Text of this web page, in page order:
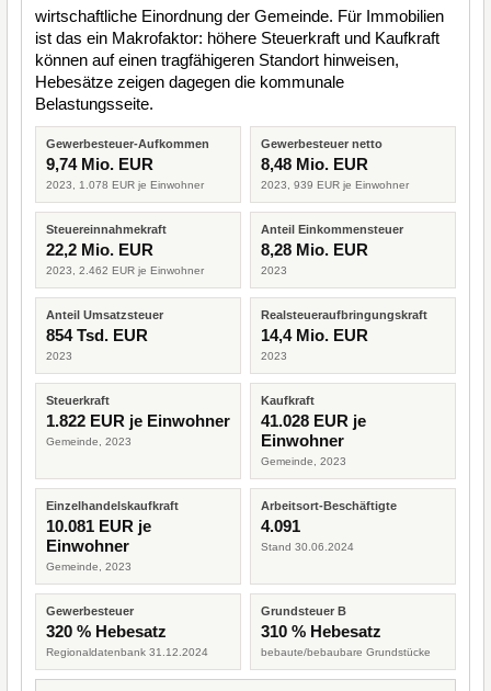
wirtschaftliche Einordnung der Gemeinde. Für Immobilien
ist das ein Makrofaktor: höhere Steuerkraft und Kaufkraft
können auf einen tragfähigeren Standort hinweisen,
Hebesätze zeigen dagegen die kommunale
Belastungsseite.
Gewerbesteuer-Aufkommen
9,74 Mio. EUR
2023, 1.078 EUR je Einwohner
Gewerbesteuer netto
8,48 Mio. EUR
2023, 939 EUR je Einwohner
Steuereinnahmekraft
22,2 Mio. EUR
2023, 2.462 EUR je Einwohner
Anteil Einkommensteuer
8,28 Mio. EUR
2023
Anteil Umsatzsteuer
854 Tsd. EUR
2023
Realsteueraufbringungskraft
14,4 Mio. EUR
2023
Steuerkraft
1.822 EUR je Einwohner
Gemeinde, 2023
Kaufkraft
41.028 EUR je
Einwohner
Gemeinde, 2023
Einzelhandelskaufkraft
10.081 EUR je
Einwohner
Gemeinde, 2023
Arbeitsort-Beschäftigte
4.091
Stand 30.06.2024
Gewerbesteuer
320 % Hebesatz
Regionaldatenbank 31.12.2024
Grundsteuer B
310 % Hebesatz
bebaute/bebaubare Grundstücke